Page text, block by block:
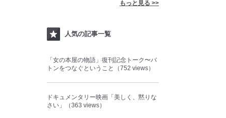
もっと見る >>
人気の記事一覧
「女の本屋の物語」復刊記念トーク〜バ
トンをつなぐということ（752 views）
ドキュメンタリー映画「美しく、黙りな
さい」（363 views）